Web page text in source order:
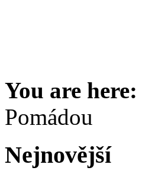
You are here:
Pomádou
Nejnovější